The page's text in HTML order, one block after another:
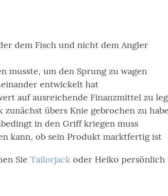
dem Fisch und nicht dem Angler
musste, um den Sprung zu wagen
entwickelt hat
auf ausreichende Finanzmittel zu
übers Knie gebrochen zu
in den Griff kriegen muss
kann, ob sein Produkt marktfertig ist
Sie Tailorjackoder Heiko persönlich